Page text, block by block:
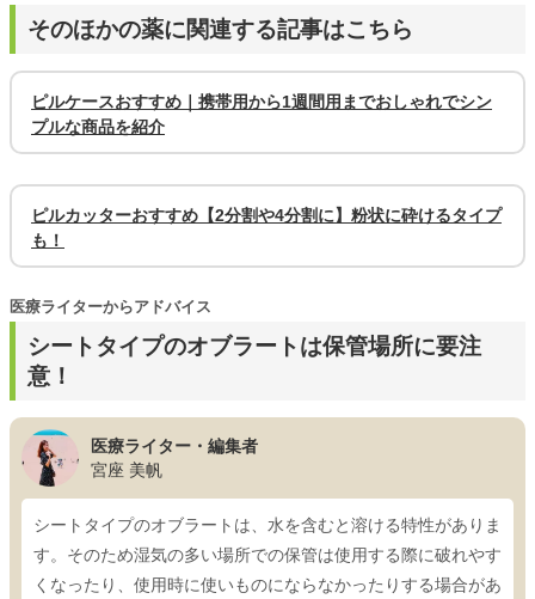
そのほかの薬に関連する記事はこちら
ピルケースおすすめ｜携帯用から1週間用までおしゃれでシン
プルな商品を紹介
ピルカッターおすすめ【2分割や4分割に】粉状に砕けるタイプ
も！
シートタイプのオブラートは保管場所に要注
意！
医療ライターからアドバイス
医療ライター・編集者
宮座 美帆
シートタイプのオブラートは、水を含むと溶ける特性がありま
す。そのため湿気の多い場所での保管は使用する際に破れやす
くなったり、使用時に使いものにならなかったりする場合があ